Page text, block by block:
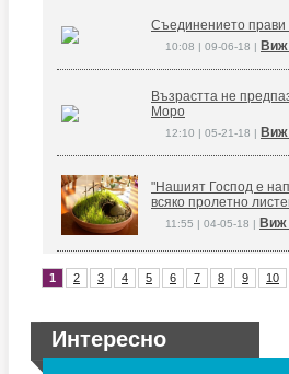
Съединението прави
10:08 | 09-06-18 | Виж
Възрастта не
Моро
12:10 | 05-21-18 | Виж
"Нашият Господ е
всяко пролетно
11:55 | 04-05-18 | Виж
1 2 3 4 5 6 7 8 9 10
Интересно